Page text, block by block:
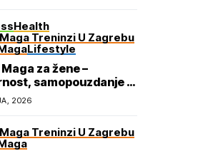
Health
Treninzi U Zagrebu
Lifestyle
za žene –
samopouzdanje i
2026
Treninzi U Zagrebu